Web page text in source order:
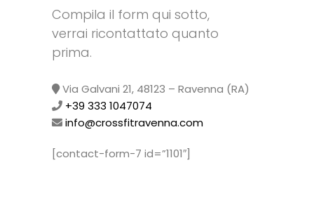
Compila il form qui sotto,
verrai ricontattato quanto
prima.
Via Galvani 21, 48123 – Ravenna (RA)
+39 333 1047074
info@crossfitravenna.com
[contact-form-7 id=”1101″]